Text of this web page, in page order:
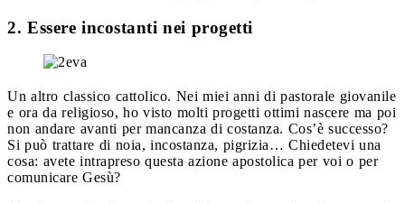
2. Essere incostanti nei progetti
Un altro classico cattolico. Nei miei anni di pastorale giovanile
e ora da religioso, ho visto molti progetti ottimi nascere ma poi
non andare avanti per mancanza di costanza. Cos’è successo?
Si può trattare di noia, incostanza, pigrizia… Chiedetevi una
cosa: avete intrapreso questa azione apostolica per voi o per
comunicare Gesù?